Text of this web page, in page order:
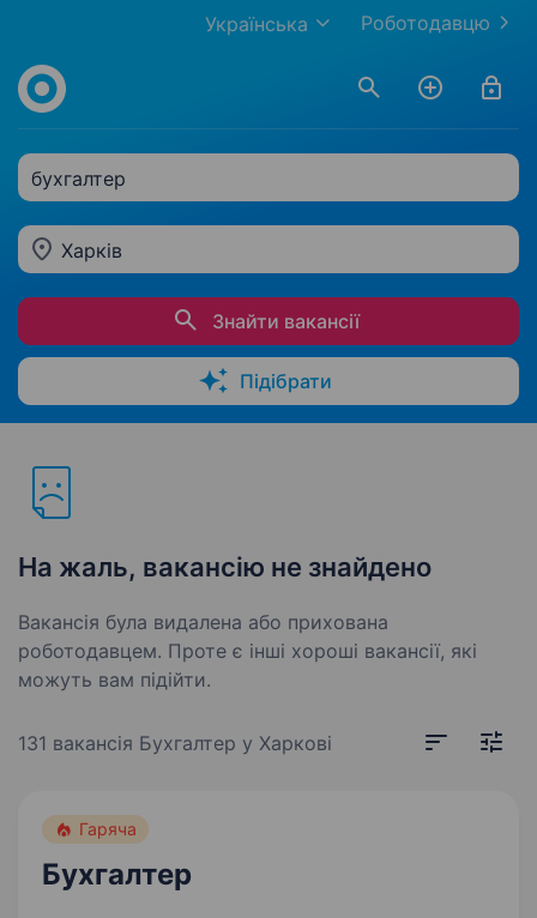
Роботодавцю
Українська
бухгалтер
Харків
Знайти вакансії
Підібрати
На жаль, вакансію не знайдено
Вакансія була видалена або прихована
роботодавцем. Проте є інші хороші вакансії, які
можуть вам підійти.
131 вакансія Бухгалтер у Харкові
Гаряча
Бухгалтер